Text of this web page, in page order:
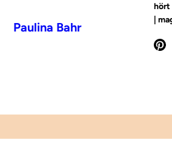
Paulina Bahr
hört
|